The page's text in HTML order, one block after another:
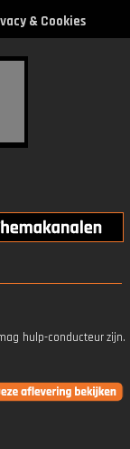
& Cookies
hulp-conducteur zijn.